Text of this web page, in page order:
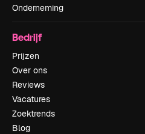
Onderneming
Bedrijf
Prijzen
Over ons
Reviews
Vacatures
Zoektrends
Blog